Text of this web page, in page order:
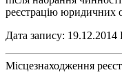
реєстрацію юридичних
Дата запису:
Місцезнаходження